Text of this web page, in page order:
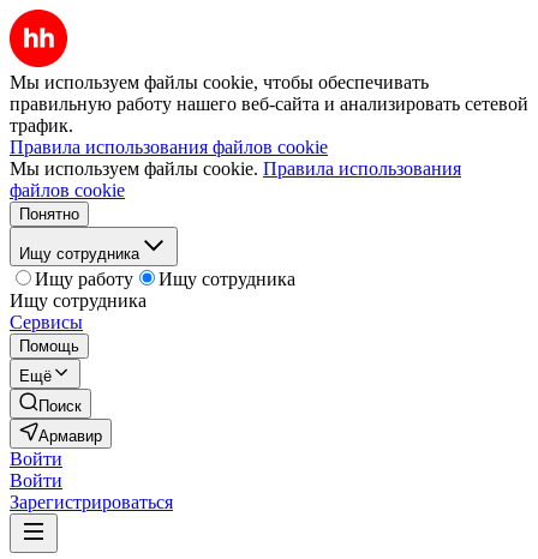
Мы используем файлы cookie, чтобы обеспечивать
правильную работу нашего веб-сайта и анализировать сетевой
трафик.
Правила использования файлов cookie
Мы используем файлы cookie. Правила использования
файлов cookie
Понятно
Ищу сотрудника
Ищу работу
Ищу сотрудника
Ищу сотрудника
Сервисы
Помощь
Ещё
Поиск
Армавир
Войти
Войти
Зарегистрироваться